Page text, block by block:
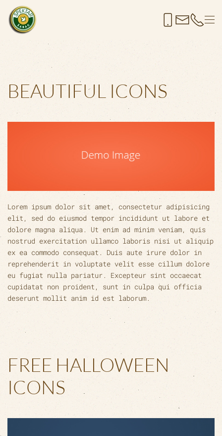
Skip to main content
BEAUTIFUL ICONS
Lorem ipsum dolor sit amet, consectetur adipisicing
elit, sed do eiusmod tempor incididunt ut labore et
dolore magna aliqua. Ut enim ad minim veniam, quis
nostrud exercitation ullamco laboris nisi ut aliquip
ex ea commodo consequat. Duis aute irure dolor in
reprehenderit in voluptate velit esse cillum dolore
eu fugiat nulla pariatur. Excepteur sint occaecat
cupidatat non proident, sunt in culpa qui officia
deserunt mollit anim id est laborum.
FREE HALLOWEEN
ICONS